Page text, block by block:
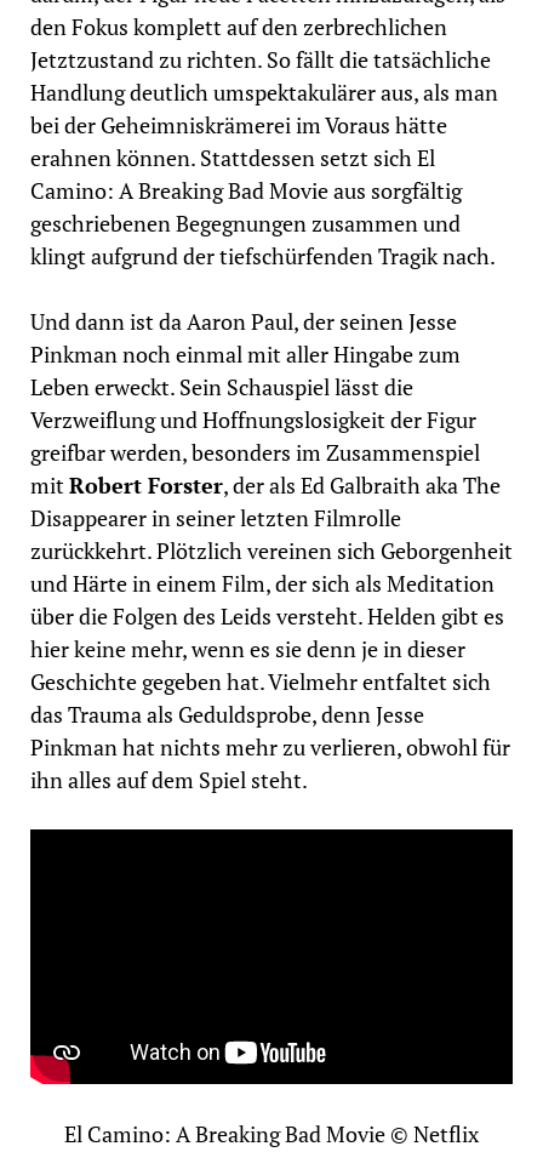
den Fokus komplett auf den zerbrechlichen
Jetztzustand zu richten. So fällt die tatsächliche
Handlung deutlich umspektakulärer aus, als man
bei der Geheimniskrämerei im Voraus hätte
erahnen können. Stattdessen setzt sich El
Camino: A Breaking Bad Movie aus sorgfältig
geschriebenen Begegnungen zusammen und
klingt aufgrund der tiefschürfenden Tragik nach.
Und dann ist da Aaron Paul, der seinen Jesse
Pinkman noch einmal mit aller Hingabe zum
Leben erweckt. Sein Schauspiel lässt die
Verzweiflung und Hoffnungslosigkeit der Figur
greifbar werden, besonders im Zusammenspiel
mitRobert Forster, der als Ed Galbraith aka The
Disappearer in seiner letzten Filmrolle
zurückkehrt. Plötzlich vereinen sich Geborgenheit
und Härte in einem Film, der sich als Meditation
über die Folgen des Leids versteht.Helden gibt es
hier keine mehr, wenn es sie denn je in dieser
Geschichte gegeben hat. Vielmehr entfaltet sich
das Trauma als Geduldsprobe, denn Jesse
Pinkman hat nichts mehr zu verlieren, obwohl für
ihn alles auf dem Spiel steht.
El Camino: A Breaking Bad Movie © Netflix